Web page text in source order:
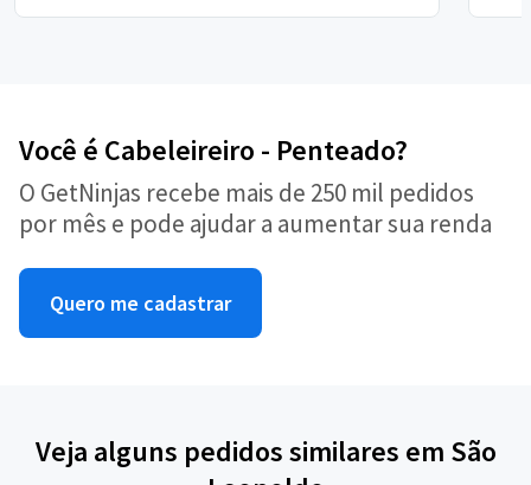
Você é Cabeleireiro - Penteado?
O GetNinjas recebe mais de 250 mil pedidos
por mês e pode ajudar a aumentar sua renda
Quero me cadastrar
Veja alguns pedidos similares em São